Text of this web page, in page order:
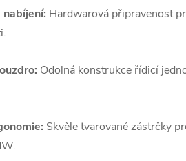
nabíjení: Hardwarová připravenost
Odolná konstrukce řídicí
Skvěle tvarované zástrčky